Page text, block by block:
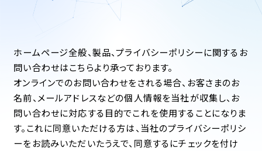
ホームページ全般、製品、プライバシーポリシーに関するお
問い合わせはこちらより承っております。
オンラインでのお問い合わせをされる場合、お客さまのお
名前、メールアドレスなどの個人情報を当社が収集し、お
問い合わせに対応する目的でこれを使用することになりま
す。これに同意いただける方は、当社のプライバシーポリシ
ーをお読みいただいたうえで、同意するにチェックを付け